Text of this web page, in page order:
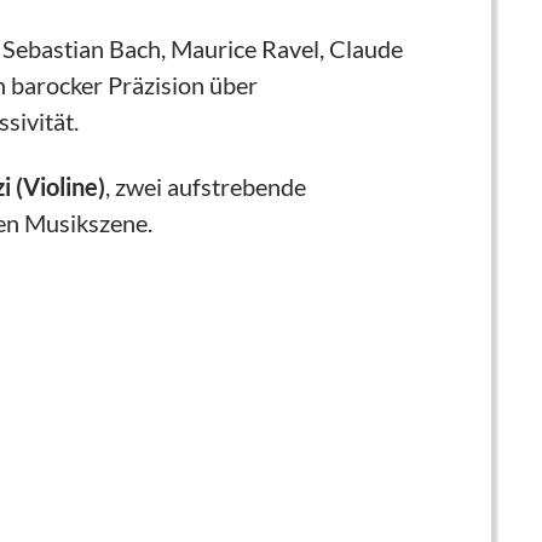
Bach, Maurice Ravel, Claude
barocker Präzision über
(Violine), zwei aufstrebende
Musikszene.